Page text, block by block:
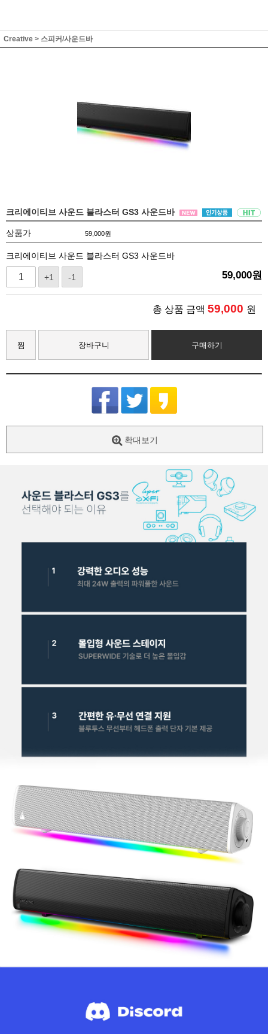
Creative > 스피커/사운드바
크리에이티브 사운드 블라스터 GS3 사운드바
상품가 59,000원
크리에이티브 사운드 블라스터 GS3 사운드바
+1 -1 59,000원
총 상품 금액 59,000 원
찜 장바구니 구매하기
확대보기